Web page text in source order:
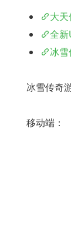
大
全
冰
冰雪传奇
移动端：